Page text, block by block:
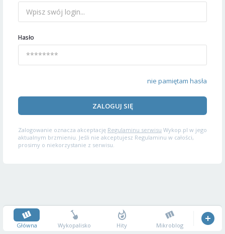
Hasło
nie pamiętam hasła
ZALOGUJ SIĘ
Zalogowanie oznacza akceptację Regulaminu serwisu Wykop.pl w jego
aktualnym brzmieniu. Jeśli nie akceptujesz Regulaminu w całości,
prosimy o niekorzystanie z serwisu.
Główna Wykopalisko Hity Mikroblog